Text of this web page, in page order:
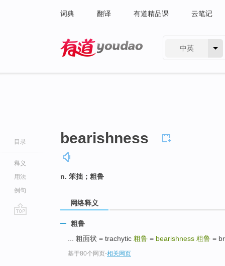
词典 翻译 有道精品课 云笔记
中英
目录
释义
用法
例句
bearishness
n. 笨拙；粗鲁
网络释义
粗鲁
... 粗面状 = trachytic 粗鲁 = bearishness 粗鲁 =
基于80个网页-相关网页